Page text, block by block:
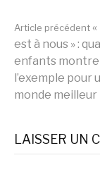
Lire
la
suite
Article précédent
est à nous » :
enfants
l’exemple pour
monde meilleur
LAISSER UN